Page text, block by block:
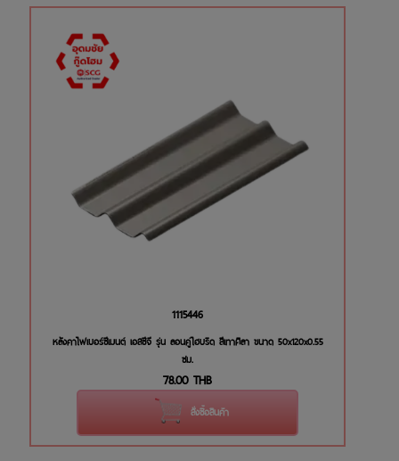
1115446
หลังคาไฟเบอร์ซีเมนต์ เอสซีจี รุ่น ลอนคู่ไฮบริด สีเทาศิลา ขนาด 50x120x0.55
ซม.
78.00 THB
สั่งซื้อสินค้า